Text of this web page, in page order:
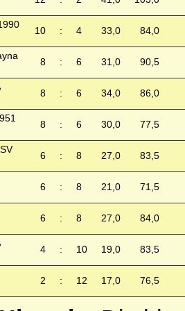
10 : 4 33,0 84,0
8 : 6 31,0 90,5
8 : 6 34,0 86,0
8 : 6 30,0 77,5
6 : 8 27,0 83,5
6 : 8 21,0 71,5
6 : 8 27,0 84,0
4 : 10 19,0 83,5
2 : 12 17,0 76,5